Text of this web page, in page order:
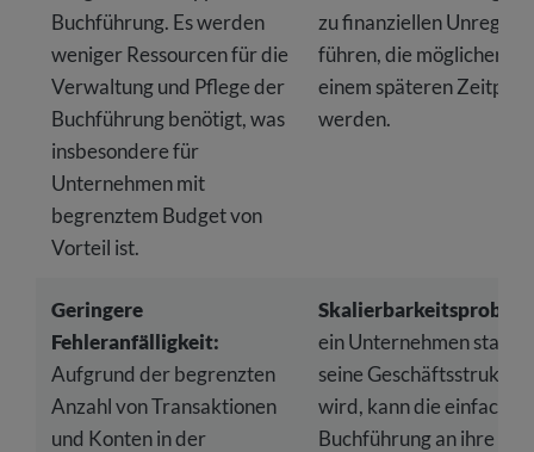
Buchführung. Es werden
weniger Ressourcen für die
Verwaltung und Pflege der
Buchführung benötigt, was
insbesondere für
Unternehmen mit
begrenztem Budget von
Vorteil ist.
zu finanziellen
führen, die
einem späteren
werden.
Geringere
Fehleranfälligkeit:
Aufgrund der begrenzten
Anzahl von Transaktionen
und Konten in der
ein Unternehmen stark
seine Geschäftsstruktur
wird, kann die einfache
Buchführung an ihre